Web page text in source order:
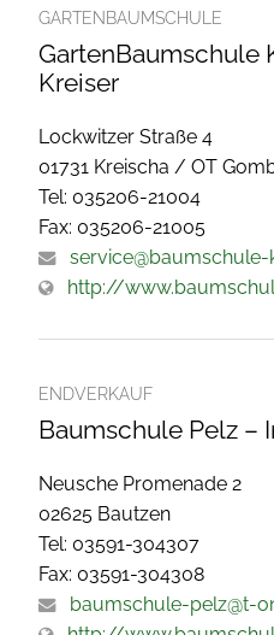
GARTENBAUMSCHULE
GartenBaumschule
Kreiser
Lockwitzer Straße 4
01731 Kreischa / OT
Tel: 035206-21004
Fax: 035206-21005
service@baumschule-
http://
ENDVERKAUF
Baumschule Pelz –
Neusche Promenade 2
02625 Bautzen
Tel: 03591-304307
Fax: 03591-304308
baumschule-pelz@t-